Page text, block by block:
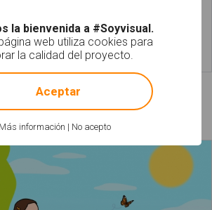
la bienvenida a #Soyvisual.
web utiliza cookies para
la calidad del proyecto.
Más información | No acepto
! Not valid!
Aceptar